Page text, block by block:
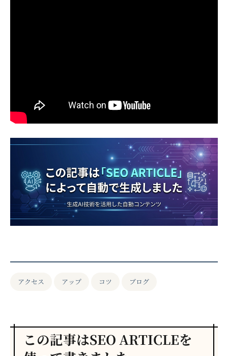
アクセス アップ コツ ブログ
この記事はSEO ARTICLEを